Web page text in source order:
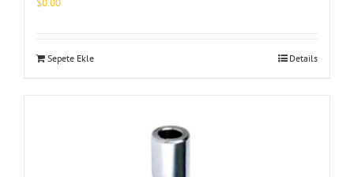
$0.00
Sepete Ekle Details